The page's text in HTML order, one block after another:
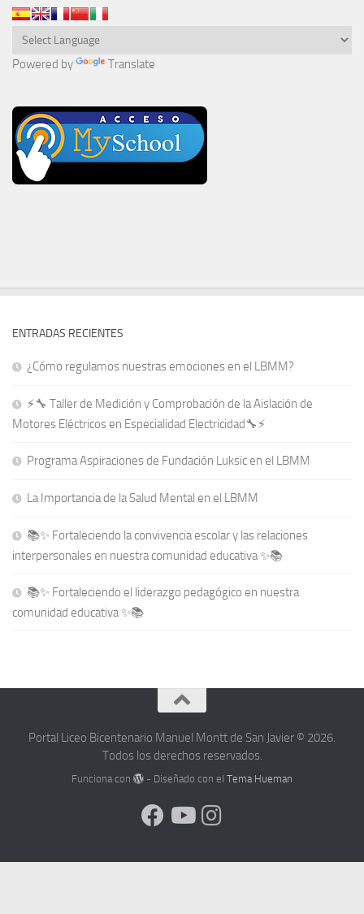
Powered by Translate
ENTRADAS RECIENTES
¿Cómo regulamos nuestras emociones en el LBMM?
⚡🔧 Taller de Medición y Comprobación de la Aislación de
Motores Eléctricos en Especialidad Electricidad🔧⚡
Programa Aspiraciones de Fundación Luksic en el LBMM
La Importancia de la Salud Mental en el LBMM
📚✨ Fortaleciendo la convivencia escolar y las relaciones
interpersonales en nuestra comunidad educativa ✨📚
📚✨ Fortaleciendo el liderazgo pedagógico en nuestra
comunidad educativa ✨📚
Portal Liceo Bicentenario Manuel Montt de San Javier © 2026.
Todos los derechos reservados.
Funciona con - Diseñado con elTema Hueman